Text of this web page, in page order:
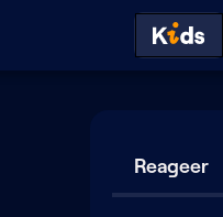
Reageer